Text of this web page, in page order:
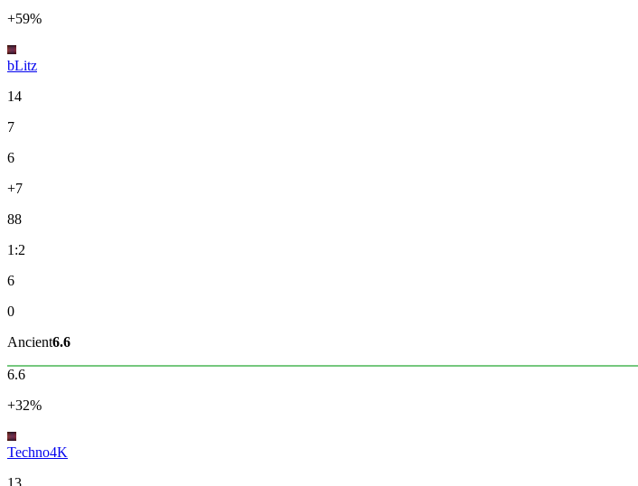
+59%
bLitz
14
7
6
+7
88
1:2
6
0
Ancient6.6
6.6
+32%
Techno4K